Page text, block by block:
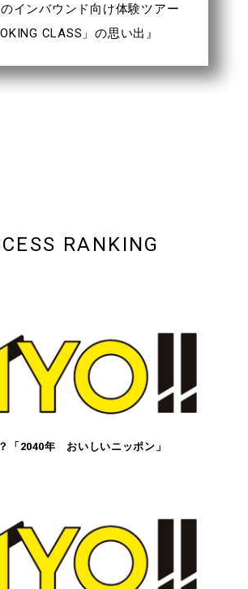
、その中で富裕層向け宿泊施設
付けられているのかという観点が
と思いました。富裕層の集客は
インバウンド向け体験ツアー
CLASS」の思い出』
RANKING
「2040年 おいしいニッポン」